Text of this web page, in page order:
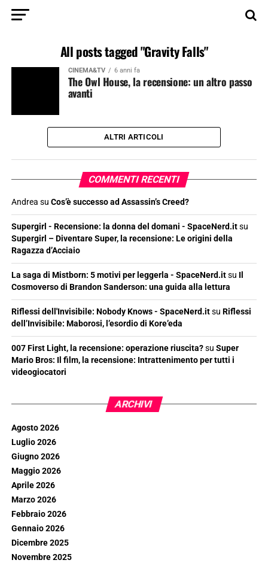
All posts tagged "Gravity Falls"
CINEMA&TV 6 anni fa
The Owl House, la recensione: un altro passo
avanti
ALTRI ARTICOLI
COMMENTI RECENTI
Andrea su Cos’è successo ad Assassin’s Creed?
Supergirl - Recensione: la donna del domani - SpaceNerd.itsu
Supergirl – Diventare Super, la recensione: Le origini della
Ragazza d’Acciaio
La saga di Mistborn: 5 motivi per leggerla - SpaceNerd.itsu Il
Cosmoverso di Brandon Sanderson: una guida alla lettura
Riflessi dell'Invisibile: Nobody Knows - SpaceNerd.itsu Riflessi
dell’Invisibile: Maborosi, l’esordio di Kore’eda
007 First Light, la recensione: operazione riuscita?su Super
Mario Bros: Il film, la recensione: Intrattenimento per tutti i
videogiocatori
ARCHIVI
Agosto 2026
Luglio 2026
Giugno 2026
Maggio 2026
Aprile 2026
Marzo 2026
Febbraio 2026
Gennaio 2026
Dicembre 2025
Novembre 2025